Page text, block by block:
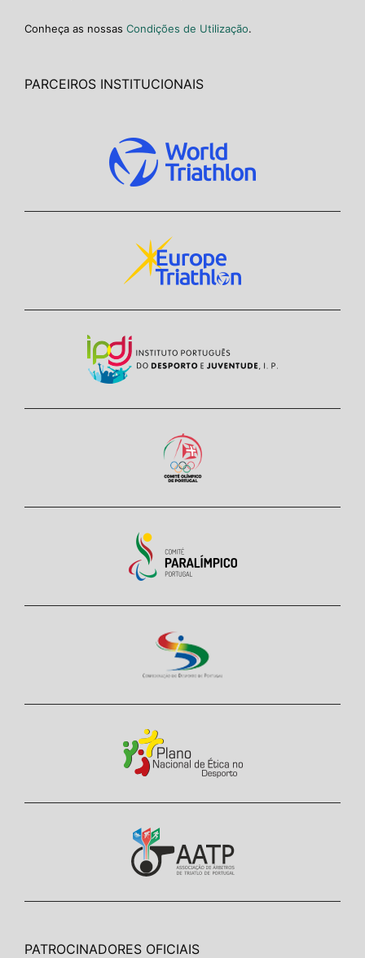
Conheça as nossas Condições de Utilização.
PARCEIROS INSTITUCIONAIS
PATROCINADORES OFICIAIS